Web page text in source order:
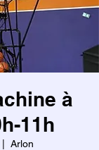
à
11h
Arlon